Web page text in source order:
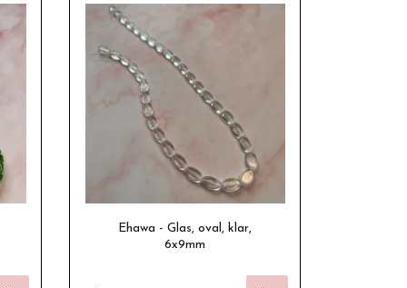
Ehawa - Glas, oval, klar,
6x9mm